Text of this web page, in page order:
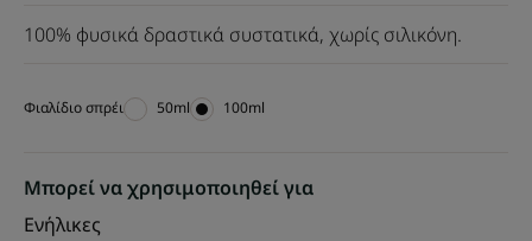
100% φυσικά δραστικά συστατικά, χωρίς σιλικόνη.
Φιαλίδιο σπρέι
Φιαλίδιο
50ml
Φιαλίδιο
100ml
Μπορεί να χρησιμοποιηθεί για
Ενήλικες